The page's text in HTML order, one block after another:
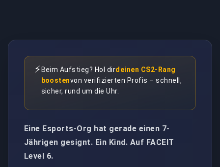
⚡ Beim Aufstieg? Hol dirdeinen CS2-Rang
boostenvon verifizierten Profis – schnell,
sicher, rund um die Uhr.
Eine Esports-Org hat gerade einen 7-
Jährigen gesignt. Ein Kind. Auf FACEIT
Level 6.